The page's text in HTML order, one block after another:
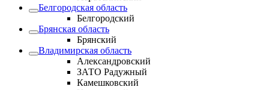
Белгородская область
Белгородский
Брянская область
Брянский
Владимирская область
Александровский
ЗАТО Радужный
Камешковский